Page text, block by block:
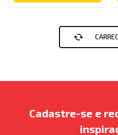
Cadastre-se e